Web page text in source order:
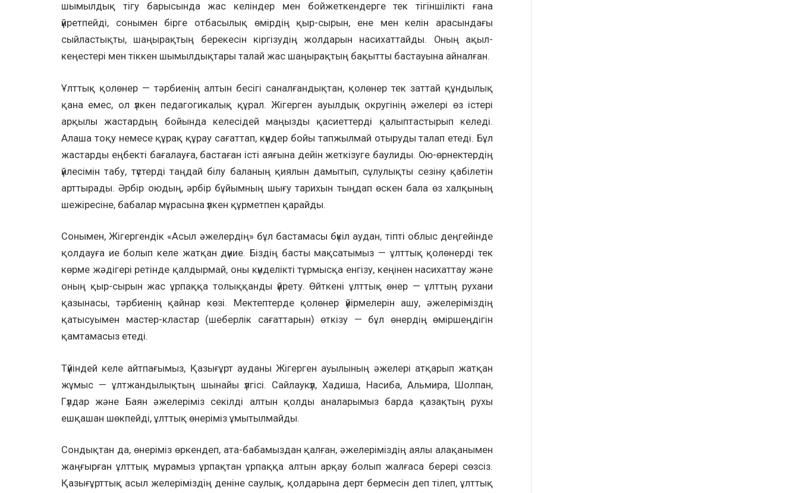
шымылдық тігу барысында жас келіндер мен бойжеткендерге тек тігіншілікті ғана
үйретпейді, сонымен бірге отбасылық өмірдің қыр-сырын, ене мен келін арасындағы
сыйластықты, шаңырақтың берекесін кіргізудің жолдарын насихаттайды. Оның ақыл-
кеңестері мен тіккен шымылдықтары талай жас шаңырақтың бақытты бастауына айналған.
Ұлттық қолөнер — тәрбиенің алтын бесігі саналғандықтан, қолөнер тек заттай құндылық
қана емес, ол үлкен педагогикалық құрал. Жігерген ауылдық округінің әжелері өз істері
арқылы жастардың бойында келесідей маңызды қасиеттерді қалыптастырып келеді.
Алаша тоқу немесе құрақ құрау сағаттап, күндер бойы тапжылмай отыруды талап етеді. Бұл
жастарды еңбекті бағалауға, бастаған істі аяғына дейін жеткізуге баулиды. Ою-өрнектердің
үйлесімін табу, түстерді таңдай білу баланың қиялын дамытып, сұлулықты сезіну қабілетін
арттырады. Әрбір оюдың, әрбір бұйымның шығу тарихын тыңдап өскен бала өз халқының
шежіресіне, бабалар мұрасына үлкен құрметпен қарайды.
Сонымен, Жігергендік «Асыл әжелердің» бұл бастамасы бүкіл аудан, тіпті облыс деңгейінде
қолдауға ие болып келе жатқан дүние. Біздің басты мақсатымыз — ұлттық қолөнерді тек
көрме жәдігері ретінде қалдырмай, оны күнделікті тұрмысқа енгізу, кеңінен насихаттау және
оның қыр-сырын жас ұрпаққа толыққанды үйрету. Өйткені ұлттық өнер — ұлттың рухани
қазынасы, тәрбиенің қайнар көзі. Мектептерде қолөнер үйірмелерін ашу, әжелеріміздің
қатысуымен мастер-кластар (шеберлік сағаттарын) өткізу — бұл өнердің өміршеңдігін
қамтамасыз етеді.
Түйіндей келе айтпағымыз, Қазығұрт ауданы Жігерген ауылының әжелері атқарып жатқан
жұмыс — ұлтжандылықтың шынайы үлгісі. Сайлаукүл, Хадиша, Насиба, Альмира, Шолпан,
Гүлдар және Баян әжелеріміз секілді алтын қолды аналарымыз барда қазақтың рухы
ешқашан шөкпейді, ұлттық өнеріміз ұмытылмайды.
Сондықтан да, өнеріміз өркендеп, ата-бабамыздан қалған, әжелеріміздің аялы алақанымен
жаңғырған ұлттық мұрамыз ұрпақтан ұрпаққа алтын арқау болып жалғаса берері сөзсіз.
Қазығұрттық асыл желеріміздің деніне саулық, қолдарына дерт бермесін деп тілеп, ұлттық